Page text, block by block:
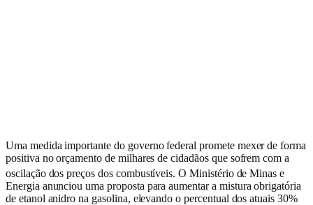
Uma medida importante do governo federal promete mexer de forma
positiva no orçamento de milhares de cidadãos que sofrem com a
oscilação dos preços dos combustíveis. O Ministério de Minas e
Energia anunciou uma proposta para aumentar a mistura obrigatória
de etanol anidro na gasolina, elevando o percentual dos atuais 30%